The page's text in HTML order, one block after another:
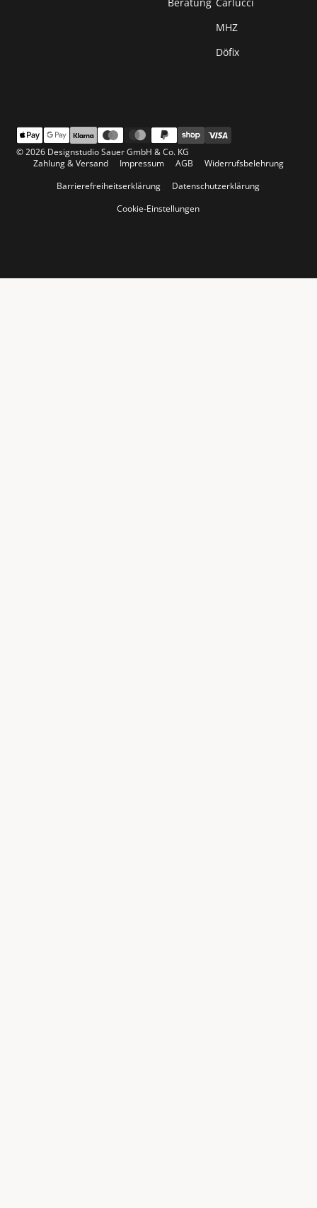
Beratung Carlucci
MHZ
Döfix
© 2026 Designstudio Sauer GmbH & Co. KG
Zahlung & Versand
Impressum AGB
Widerrufsbelehrung
Barrierefreiheitserklärung
Datenschutzerklärung
Cookie-Einstellungen